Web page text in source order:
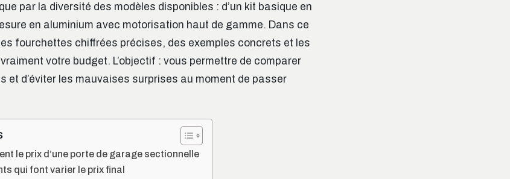
par la diversité des modèles disponibles : d’un kit basique en
en aluminium avec motorisation haut de gamme. Dans ce
fourchettes chiffrées précises, des exemples concrets et les
votre budget. L’objectif : vous permettre de comparer
et d’éviter les mauvaises surprises au moment de passer
le prix d’une porte de garage sectionnelle
qui font varier le prix final